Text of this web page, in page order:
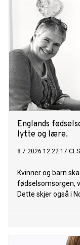
Englands
lytte og lære.
8.7.2026 12:22:17
Kvinner og barn
fødselsomsorgen,
Dette skjer også i